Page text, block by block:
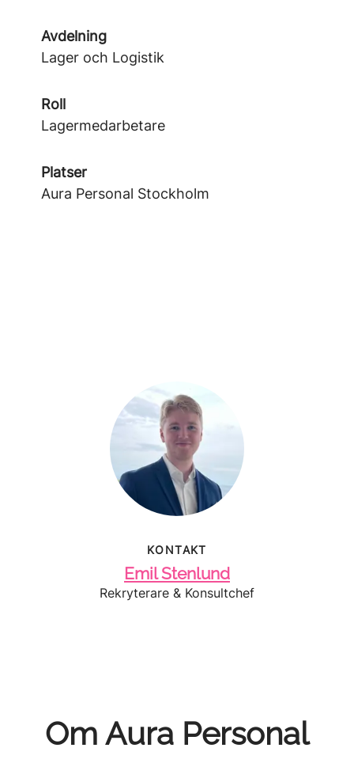
Avdelning
Lager och Logistik
Roll
Lagermedarbetare
Platser
Aura Personal Stockholm
KONTAKT
Emil Stenlund
Rekryterare & Konsultchef
Om Aura Personal